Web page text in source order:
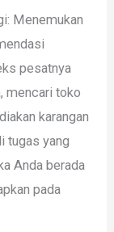
Menemukan
pesatnya
mencari toko
karangan
tugas yang
Anda berada
pada